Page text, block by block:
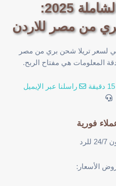
2025:
من مصر للاردن
لسعر تريلا شحن بري من مصر
المعلومات هي مفتاح الربح.
راسلنا عبر الإيميل
فورية
الأسعار: